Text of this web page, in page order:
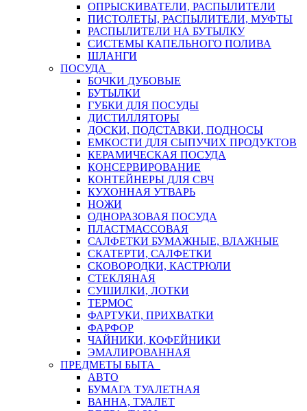
ОПРЫСКИВАТЕЛИ, РАСПЫЛИТЕЛИ
ПИСТОЛЕТЫ, РАСПЫЛИТЕЛИ, МУФТЫ
РАСПЫЛИТЕЛИ НА БУТЫЛКУ
СИСТЕМЫ КАПЕЛЬНОГО ПОЛИВА
ШЛАНГИ
ПОСУДА
БОЧКИ ДУБОВЫЕ
БУТЫЛКИ
ГУБКИ ДЛЯ ПОСУДЫ
ДИСТИЛЛЯТОРЫ
ДОСКИ, ПОДСТАВКИ, ПОДНОСЫ
ЕМКОСТИ ДЛЯ СЫПУЧИХ ПРОДУКТОВ
КЕРАМИЧЕСКАЯ ПОСУДА
КОНСЕРВИРОВАНИЕ
КОНТЕЙНЕРЫ ДЛЯ СВЧ
КУХОННАЯ УТВАРЬ
НОЖИ
ОДНОРАЗОВАЯ ПОСУДА
ПЛАСТМАССОВАЯ
САЛФЕТКИ БУМАЖНЫЕ, ВЛАЖНЫЕ
СКАТЕРТИ, САЛФЕТКИ
СКОВОРОДКИ, КАСТРЮЛИ
СТЕКЛЯНАЯ
СУШИЛКИ, ЛОТКИ
ТЕРМОС
ФАРТУКИ, ПРИХВАТКИ
ФАРФОР
ЧАЙНИКИ, КОФЕЙНИКИ
ЭМАЛИРОВАННАЯ
ПРЕДМЕТЫ БЫТА
АВТО
БУМАГА ТУАЛЕТНАЯ
ВАННА, ТУАЛЕТ